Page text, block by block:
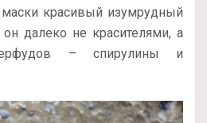
маски красивый изумрудный
он далеко не красителями, а
– спирулины и